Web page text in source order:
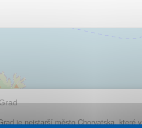
je nejstarší město Chorvatska, které v